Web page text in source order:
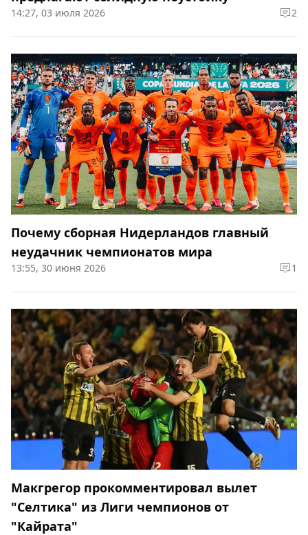
14:27, 03 июля 2026 2
Почему сборная Нидерландов главный
неудачник чемпионатов мира
13:55, 30 июня 2026 1
Макгрегор прокомментировал вылет
"Селтика" из Лиги чемпионов от
"Кайрата"